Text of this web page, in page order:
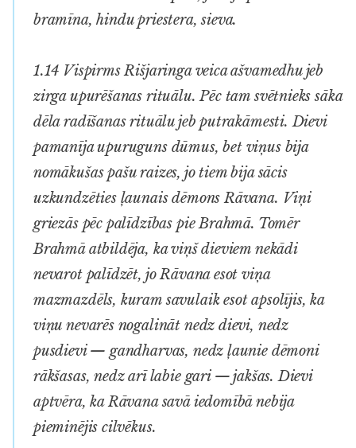
bramīna, hindu priestera, sieva.
1.14 Vispirms Rišjaringa veica ašvamedhu jeb
zirga upurēšanas rituālu. Pēc tam svētnieks sāka
dēla radīšanas rituālu jeb putrakāmesti. Dievi
pamanīja upuruguns dūmus, bet viņus bija
nomākušas pašu raizes, jo tiem bija sācis
uzkundzēties ļaunais dēmons Rāvana. Viņi
griezās pēc palīdzības pie Brahmā. Tomēr
Brahmā atbildēja, ka viņš dieviem nekādi
nevarot palīdzēt, jo Rāvana esot viņa
mazmazdēls, kuram savulaik esot apsolījis, ka
viņu nevarēs nogalināt nedz dievi, nedz
pusdievi — gandharvas, nedz ļaunie dēmoni
rākšasas, nedz arī labie gari — jakšas. Dievi
aptvēra, ka Rāvana savā iedomībā nebija
pieminējis cilvēkus.